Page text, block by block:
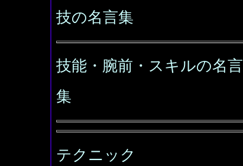
技の名言集
技能・腕前・スキルの名言
集
テクニック